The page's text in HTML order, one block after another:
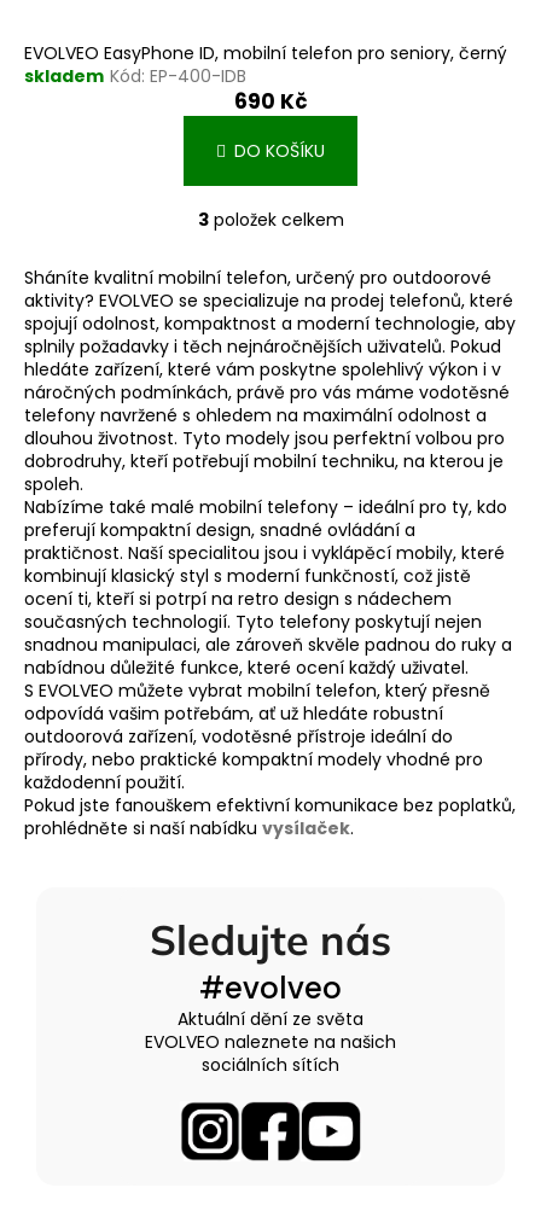
EVOLVEO EasyPhone ID, mobilní telefon pro seniory, černý
skladem Kód: EP-400-IDB
690 Kč
DO KOŠÍKU
O
l
á
d
a
c
í
p
r
v
k
y
v
ý
p
i
s
u
3položek celkem
Sháníte kvalitní mobilní telefon, určený pro outdoorové
aktivity? EVOLVEO se specializuje na prodej telefonů, které
spojují odolnost, kompaktnost a moderní technologie, aby
splnily požadavky i těch nejnáročnějších uživatelů. Pokud
hledáte zařízení, které vám poskytne spolehlivý výkon i v
náročných podmínkách, právě pro vás máme vodotěsné
telefony navržené s ohledem na maximální odolnost a
dlouhou životnost. Tyto modely jsou perfektní volbou pro
dobrodruhy, kteří potřebují mobilní techniku, na kterou je
spoleh.
Nabízíme také malé mobilní telefony – ideální pro ty, kdo
preferují kompaktní design, snadné ovládání a
praktičnost. Naší specialitou jsou i vyklápěcí mobily, které
kombinují klasický styl s moderní funkčností, což jistě
ocení ti, kteří si potrpí na retro design s nádechem
současných technologií. Tyto telefony poskytují nejen
snadnou manipulaci, ale zároveň skvěle padnou do ruky a
nabídnou důležité funkce, které ocení každý uživatel.
S EVOLVEO můžete vybrat mobilní telefon, který přesně
odpovídá vašim potřebám, ať už hledáte robustní
outdoorová zařízení, vodotěsné přístroje ideální do
přírody, nebo praktické kompaktní modely vhodné pro
každodenní použití.
Pokud jste fanouškem efektivní komunikace bez poplatků,
prohlédněte si naší nabídku vysílaček.
Sledujte nás
#evolveo
Aktuální dění ze světa
EVOLVEO naleznete na našich
sociálních sítích